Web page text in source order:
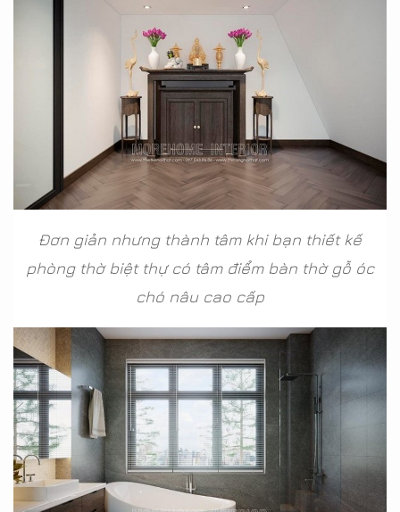
Đơn giản nhưng thành tâm khi bạn thiết kế
phòng thờ biệt thự có tâm điểm bàn thờ gỗ óc
chó nâu cao cấp